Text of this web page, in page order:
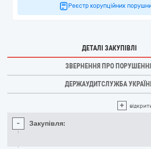
Реєстр корупційних
ДЕТАЛІ ЗАКУПІВЛІ
ЗВЕРНЕННЯ ПРО
ДЕРЖАУДИТСЛУЖБА
+
- Закупівля: